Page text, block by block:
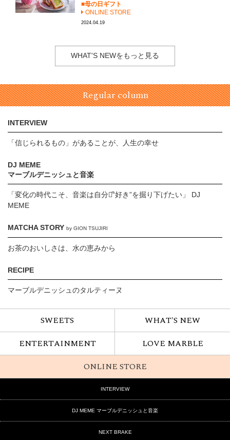
母の日ギフト
ONLINE STORE
2024.04.19
WHAT'S NEWをもっと見る
Regular column
INTERVIEW
「信じられるもの」があることが、人生の幸せ
DJ MEME
マーブルデニッシュと音楽
「変化の時代こそ、音楽は自分の̋“好き”を掘り下げたい」 DJ
MEME
MATCHA STORY by GION TSUJIRI
お茶のおいしさは、水の恵みから
RECIPE
マーブルデニッシュのタルティーヌ
SWEETS
WHAT'S NEW
ENTERTAINMENT
LOVE MARBLE
ONLINE STORE
INTERVIEW
DJ MEME マーブルデニッシュと音楽
NEXT BRAKE